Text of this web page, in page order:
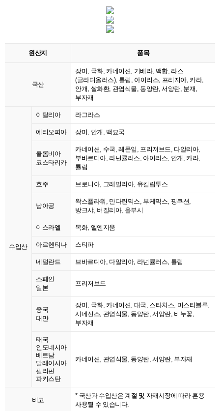
원산지 품목
국산
장미, 국화, 카네이션, 거베라, 백합, 라스
(글라디올러스), 튤립, 아이리스, 프리지아, 카라,
안개, 쌀화환, 관엽식물, 동양란, 서양란, 분재,
부자재
수입산
이탈리아 라그라스
에티오피아 장미, 안개, 백묘국
콜롬비아
코스타리카
카네이션, 수국, 레몬잎, 프리저브드, 다알리아,
부바르디아, 라넌큘러스, 아이리스, 안개, 카라,
튤립
호주 브로니아, 그레빌리아, 유킬립투스
남아공
왁스플라워, 만다린믹스, 부케믹스, 핑쿠션,
방크샤, 버질리아, 울부시
이스라엘 목화, 엘엔지움
아르헨티나 스티파
네덜란드 브바르디아, 다알리아, 라넌큘러스, 튤립
스페인
일본
프리저브드
중국
대만
장미, 국화, 카네이션, 대국, 스타치스, 미스티블루,
시네신스, 관엽식물, 동양란, 서양란, 비누꽃,
부자재
태국
인도네시아
베트남
말레이시아
필리핀
파키스탄
카네이션, 관엽식물, 동양란, 서양란, 부자재
비고
* 국산과 수입산은 계절 및 자재시장에 따라 혼용
사용될 수 있습니다.